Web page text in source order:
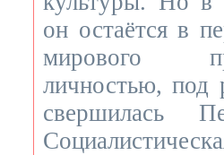
он остаётся в
мирового
личностью, под
свершилась